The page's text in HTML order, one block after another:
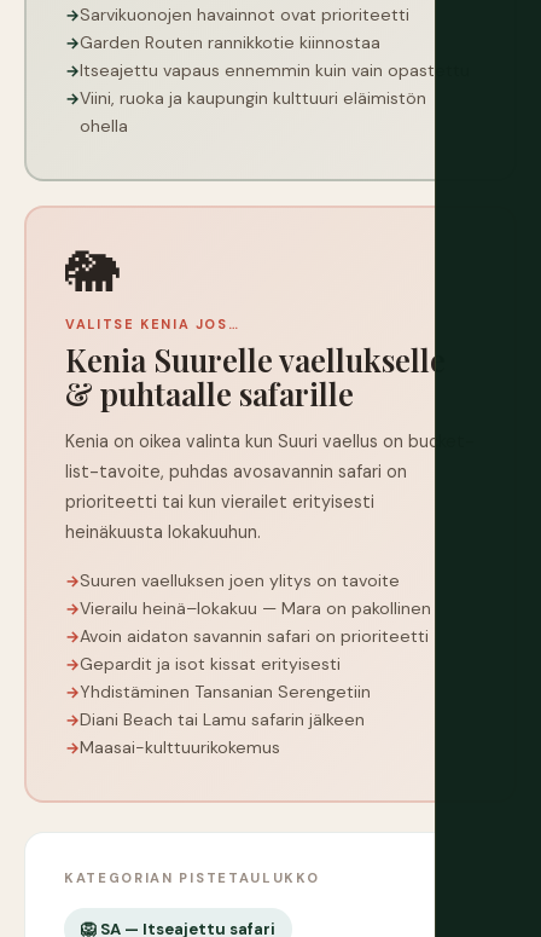
Sarvikuonojen havainnot ovat prioriteetti
Garden Routen rannikkotie kiinnostaa
Itseajettu vapaus ennemmin kuin vain opastettu
Viini, ruoka ja kaupungin kulttuuri eläimistön
ohella
🐘
VALITSE KENIA JOS…
Kenia Suurelle vaellukselle
& puhtaalle safarille
Kenia on oikea valinta kun Suuri vaellus on bucket-
list-tavoite, puhdas avosavannin safari on
prioriteetti tai kun vierailet erityisesti
heinäkuusta lokakuuhun.
Suuren vaelluksen joen ylitys on tavoite
Vierailu heinä–lokakuu — Mara on pakollinen
Avoin aidaton savannin safari on prioriteetti
Gepardit ja isot kissat erityisesti
Yhdistäminen Tansanian Serengetiin
Diani Beach tai Lamu safarin jälkeen
Maasai-kulttuurikokemus
KATEGORIAN PISTETAULUKKO
🦁 SA — Itseajettu safari